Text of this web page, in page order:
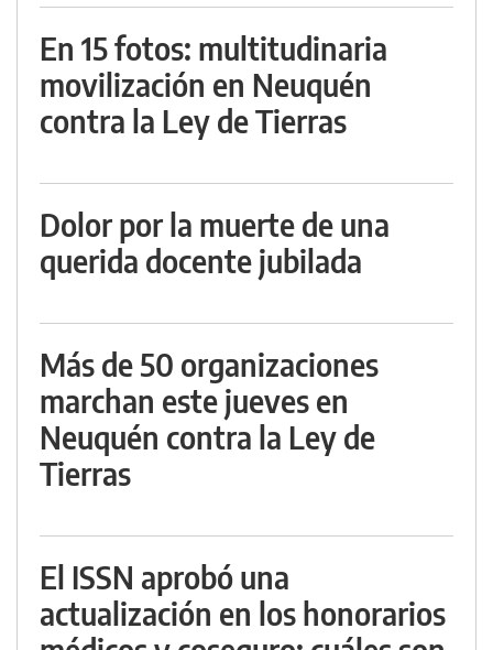
En 15 fotos: multitudinaria
movilización en Neuquén
contra la Ley de Tierras
Dolor por la muerte de una
querida docente jubilada
Más de 50 organizaciones
marchan este jueves en
Neuquén contra la Ley de
Tierras
El ISSN aprobó una
actualización en los honorarios